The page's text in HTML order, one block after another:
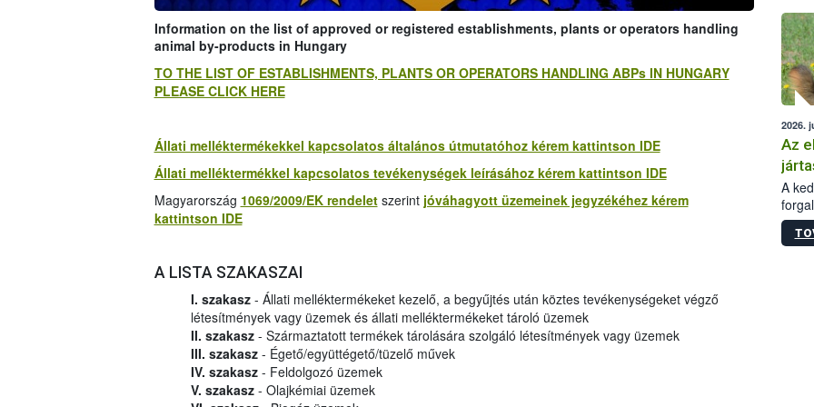
Information on the list of approved or registered establishments, plants or operators handling
animal by-products in Hungary
TO THE LIST OF ESTABLISHMENTS, PLANTS OR OPERATORS HANDLING ABPs IN HUNGARY
PLEASE CLICK HERE
Állati melléktermékekkel kapcsolatos általános útmutatóhoz kérem kattintson IDE
Állati melléktermékkel kapcsolatos tevékenységek leírásához kérem kattintson IDE
Magyarország 1069/2009/EK rendeletszerint jóváhagyott üzemeinek jegyzékéhez kérem
kattintson IDE
A LISTA SZAKASZAI
I. szakasz - Állati melléktermékeket kezelő, a begyűjtés után köztes tevékenységeket végző
létesítmények vagy üzemek és állati melléktermékeket tároló üzemek
II. szakasz - Származtatott termékek tárolására szolgáló létesítmények vagy üzemek
III. szakasz- Égető/együttégető/tüzelő művek
IV. szakasz- Feldolgozó üzemek
V. szakasz- Olajkémiai üzemek
2026.
Az
A